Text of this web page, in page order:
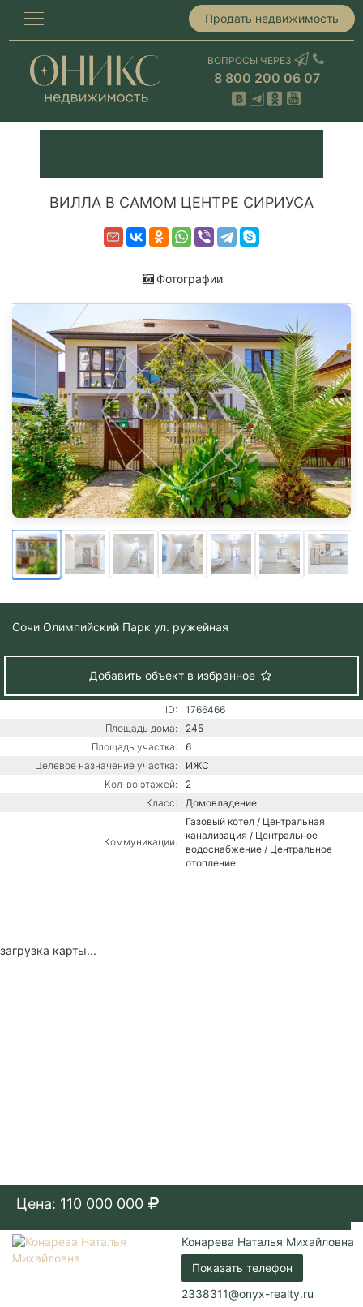
Продать недвижимость
ВОПРОСЫ ЧЕРЕЗ
8 800 200 06 07
ВИЛЛА В САМОМ ЦЕНТРЕ СИРИУСА
Фотографии
Сочи Олимпийский Парк ул. ружейная
Добавить объект в избранное
ID:
1766466
Площадь дома:
245
Площадь участка:
6
Целевое назначение участка:
ИЖС
Кол-во этажей:
2
Класс:
Домовладение
Коммуникации:
Газовый котел / Центральная
канализация / Центральное
водоснабжение / Центральное
отопление
загрузка карты...
Цена: 110 000 000
Конарева Наталья Михайловна
Показать телефон
2338311@onyx-realty.ru